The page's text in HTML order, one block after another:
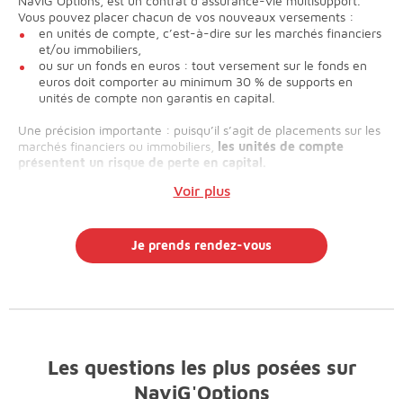
Vous pouvez placer chacun de vos nouveaux versements :
en unités de compte, c’est-à-dire sur les marchés financiers
et/ou immobiliers,
ou sur un fonds en euros : tout versement sur le fonds en
euros doit comporter au minimum 30 % de supports en
unités de compte non garantis en capital.
Une précision importante : puisqu’il s’agit de placements sur les
marchés financiers ou immobiliers, les unités de compte
présentent un risque de perte en capital.
Voir plus
Je prends rendez-vous
Les questions les plus posées sur
NaviG'Options